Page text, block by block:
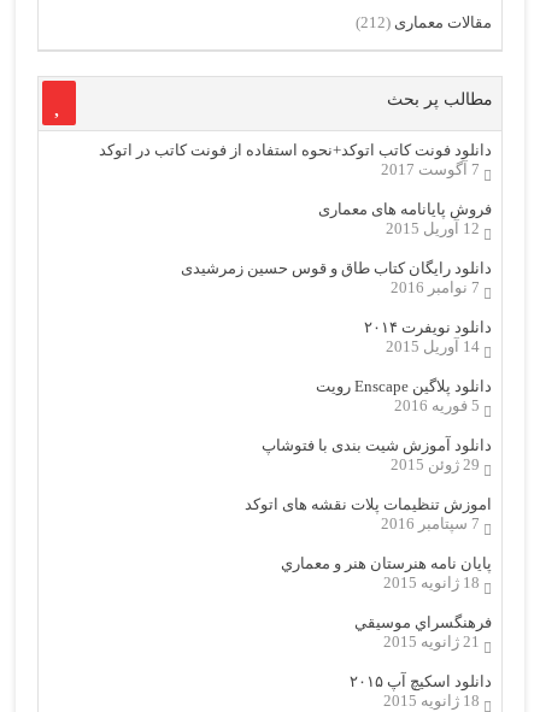
مقالات معماری (212)
مطالب پر بحث
دانلود فونت کاتب اتوکد+نحوه استفاده از فونت کاتب در اتوکد
7 آگوست 2017
فروش پایانامه های معماری
12 آوریل 2015
دانلود رایگان کتاب طاق و قوس حسین زمرشیدی
7 نوامبر 2016
دانلود نویفرت ۲۰۱۴
14 آوریل 2015
دانلود پلاگین Enscape رویت
5 فوریه 2016
دانلود آموزش شیت بندی با فتوشاپ
29 ژوئن 2015
اموزش تنظیمات پلات نقشه های اتوکد
7 سپتامبر 2016
پایان نامه هنرستان هنر و معماري
18 ژانویه 2015
فرهنگسراي موسيقي
21 ژانویه 2015
دانلود اسکیچ آپ ۲۰۱۵
18 ژانویه 2015